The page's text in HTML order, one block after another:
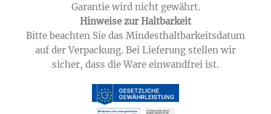
Garantie wird nicht gewährt.
Hinweise zur Haltbarkeit
Bitte beachten Sie das Mindesthaltbarkeitsdatum
auf der Verpackung. Bei Lieferung stellen wir
sicher, dass die Ware einwandfrei ist.